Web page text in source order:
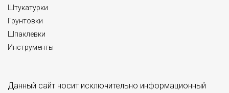
Штукатурки
Грунтовки
Шпаклевки
Инструменты
Данный сайт носит исключительно информационный